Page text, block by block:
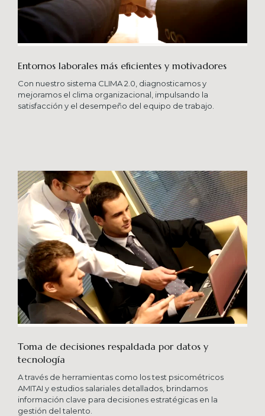
Entornos laborales más eficientes y motivadores
Con nuestro sistema CLIMA 2.0, diagnosticamos y
mejoramos el clima organizacional, impulsando la
satisfacción y el desempeño del equipo de trabajo.
Toma de decisiones respaldada por datos y
tecnología​
A través de herramientas como los test psicométricos
AMITAI y estudios salariales detallados, brindamos
información clave para decisiones estratégicas en la
gestión del talento.